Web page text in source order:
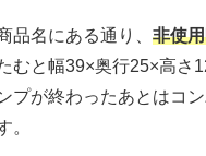
品名にある通り、 非使
むと幅39×奥行25×高さ
プが終わったあとはコ
。